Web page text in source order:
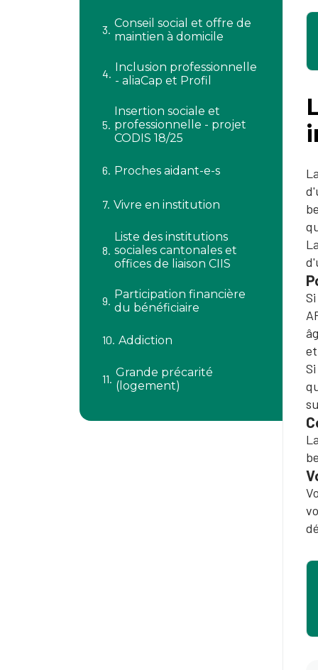
Conseil social et offre de
maintien à domicile
Inclusion professionnelle
- aliaCap et Profil
Insertion sociale et
professionnelle - projet
CODIS 18/25
Proches aidant-e-s
Vivre en institution
Liste des institutions
sociales cantonales et ​
offices de liaison CIIS
Participation financière
du bénéficiaire
Addiction
Grande précarité
(logement)